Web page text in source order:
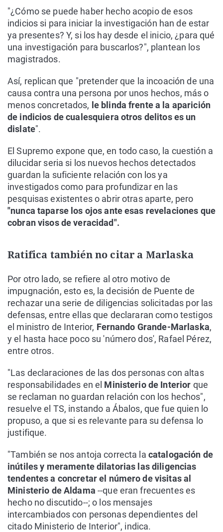
"¿Cómo se puede haber hecho acopio de esos
indicios si para iniciar la investigación han de estar
ya presentes? Y, si los hay desde el inicio, ¿para qué
una investigación para buscarlos?", plantean los
magistrados.
Así, replican que "pretender que la incoación de una
causa contra una persona por unos hechos, más o
menos concretados, le blinda frente a la aparición
de indicios de cualesquiera otros delitos es un
dislate".
El Supremo expone que, en todo caso, la cuestión a
dilucidar seria si los nuevos hechos detectados
guardan la suficiente relación con los ya
investigados como para profundizar en las
pesquisas existentes o abrir otras aparte, pero
"nunca taparse los ojos ante esas revelaciones que
cobran visos de veracidad".
Ratifica también no citar a Marlaska
Por otro lado, se refiere al otro motivo de
impugnación, esto es, la decisión de Puente de
rechazar una serie de diligencias solicitadas por las
defensas, entre ellas que declararan como testigos
el ministro de Interior, Fernando Grande-Marlaska,
y el hasta hace poco su 'número dos', Rafael Pérez,
entre otros.
"Las declaraciones de las dos personas con altas
responsabilidades en el Ministerio de Interior que
se reclaman no guardan relación con los hechos",
resuelve el TS, instando a Ábalos, que fue quien lo
propuso, a que si es relevante para su defensa lo
justifique.
"También se nos antoja correcta la catalogación de
inútiles y meramente dilatorias las diligencias
tendentes a concretar el número de visitas al
Ministerio de Aldama --que eran frecuentes es
hecho no discutido--; o los mensajes
intercambiados con personas dependientes del
citado Ministerio de Interior", indica.